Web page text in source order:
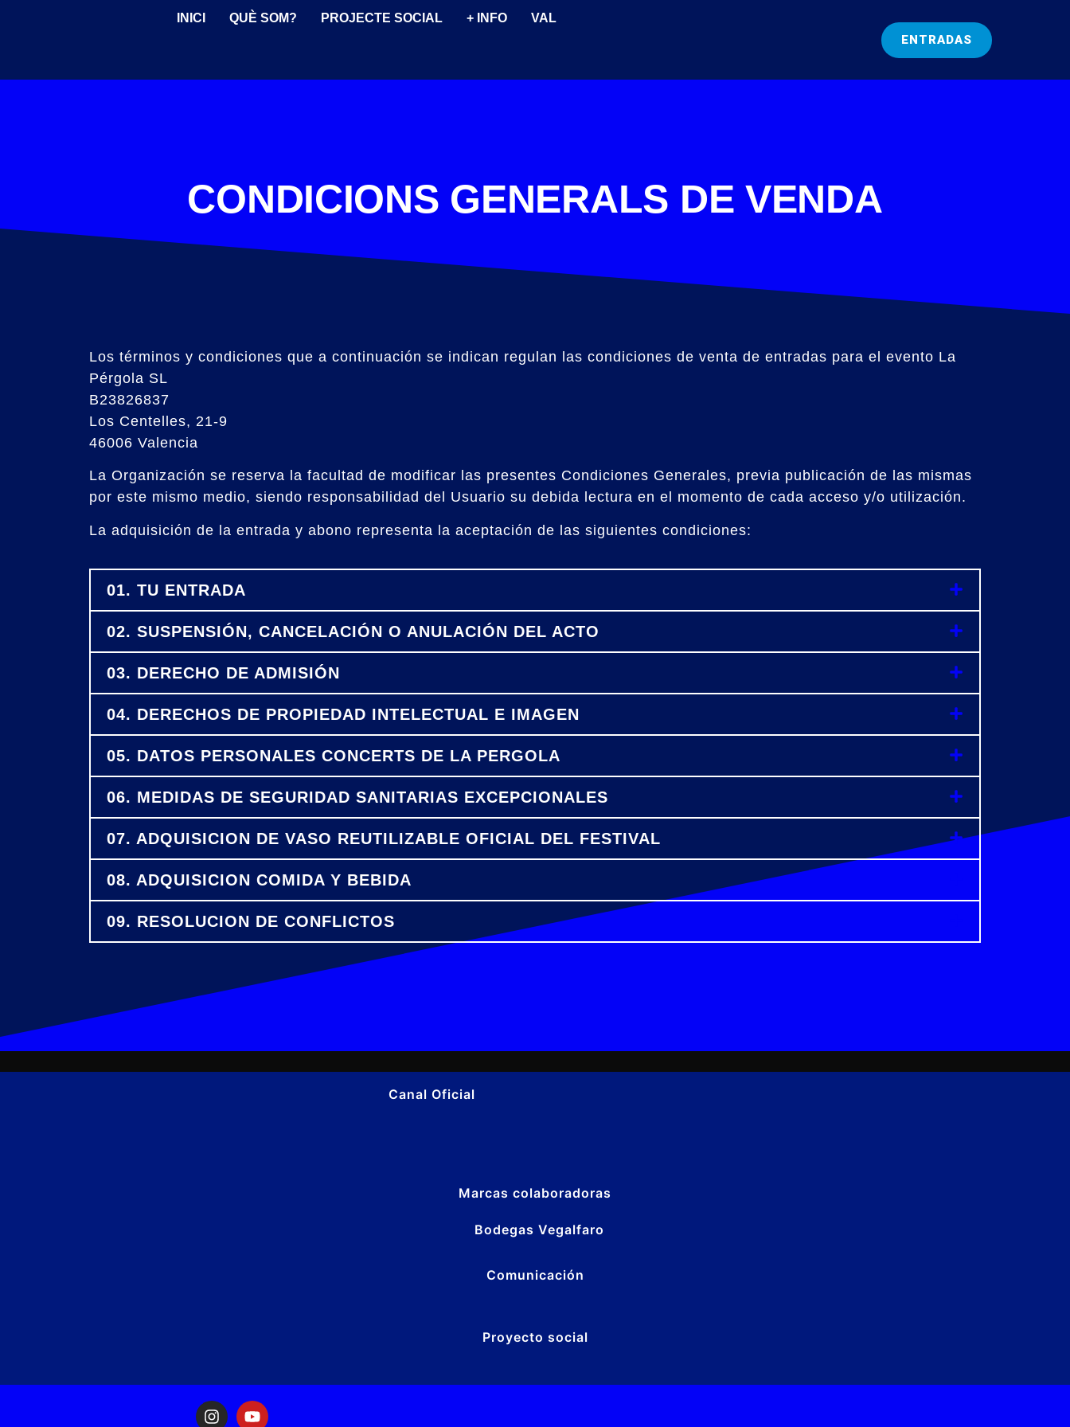
INICI QUÈ SOM? PROJECTE SOCIAL + INFO VAL
ENTRADAS
CONDICIONS GENERALS DE VENDA
Los términos y condiciones que a continuación se indican regulan las condiciones de venta de entradas para el evento La
Pérgola SL
B23826837
Los Centelles, 21-9
46006 Valencia
La Organización se reserva la facultad de modificar las presentes Condiciones Generales, previa publicación de las mismas
por este mismo medio, siendo responsabilidad del Usuario su debida lectura en el momento de cada acceso y/o utilización.
La adquisición de la entrada y abono representa la aceptación de las siguientes condiciones:
01. TU ENTRADA
02. SUSPENSIÓN, CANCELACIÓN O ANULACIÓN DEL ACTO
03. DERECHO DE ADMISIÓN
04. DERECHOS DE PROPIEDAD INTELECTUAL E IMAGEN
05. DATOS PERSONALES CONCERTS DE LA PERGOLA
06. MEDIDAS DE SEGURIDAD SANITARIAS EXCEPCIONALES
07. ADQUISICION DE VASO REUTILIZABLE OFICIAL DEL FESTIVAL
08. ADQUISICION COMIDA Y BEBIDA
09. RESOLUCION DE CONFLICTOS
Canal Oficial
Marcas colaboradoras
Bodegas Vegalfaro
Comunicación
Proyecto social